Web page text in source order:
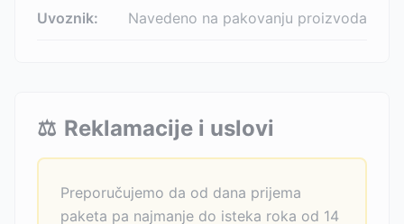
Uvoznik: Navedeno na pakovanju proizvoda
⚖️ Reklamacije i uslovi
Preporučujemo da od dana prijema
paketa pa najmanje do isteka roka od 14